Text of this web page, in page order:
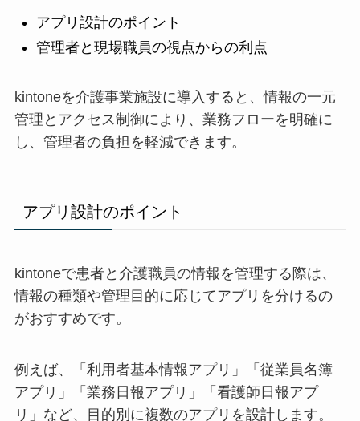
アプリ設計のポイント
管理者と現場職員の視点からの利点
kintoneを介護事業施設に導入すると、情報の一元
管理とアクセス制御により、業務フローを明確に
し、管理者の負担を軽減できます。
アプリ設計のポイント
kintoneで患者と介護職員の情報を管理する際は、
情報の種類や管理目的に応じてアプリを分けるの
がおすすめです。
例えば、「利用者基本情報アプリ」「従業員名簿
アプリ」「業務日報アプリ」「看護師日報アプ
リ」など、目的別に複数のアプリを設計します。